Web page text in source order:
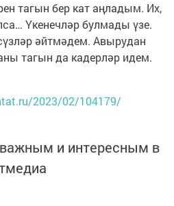
тагын бер кат аңладым. Их,
Үкенечләр булмады үзе.
әйтмәдем. Авырудан
тагын да кадерләр идем.
2023/02/104179/
и интересным в